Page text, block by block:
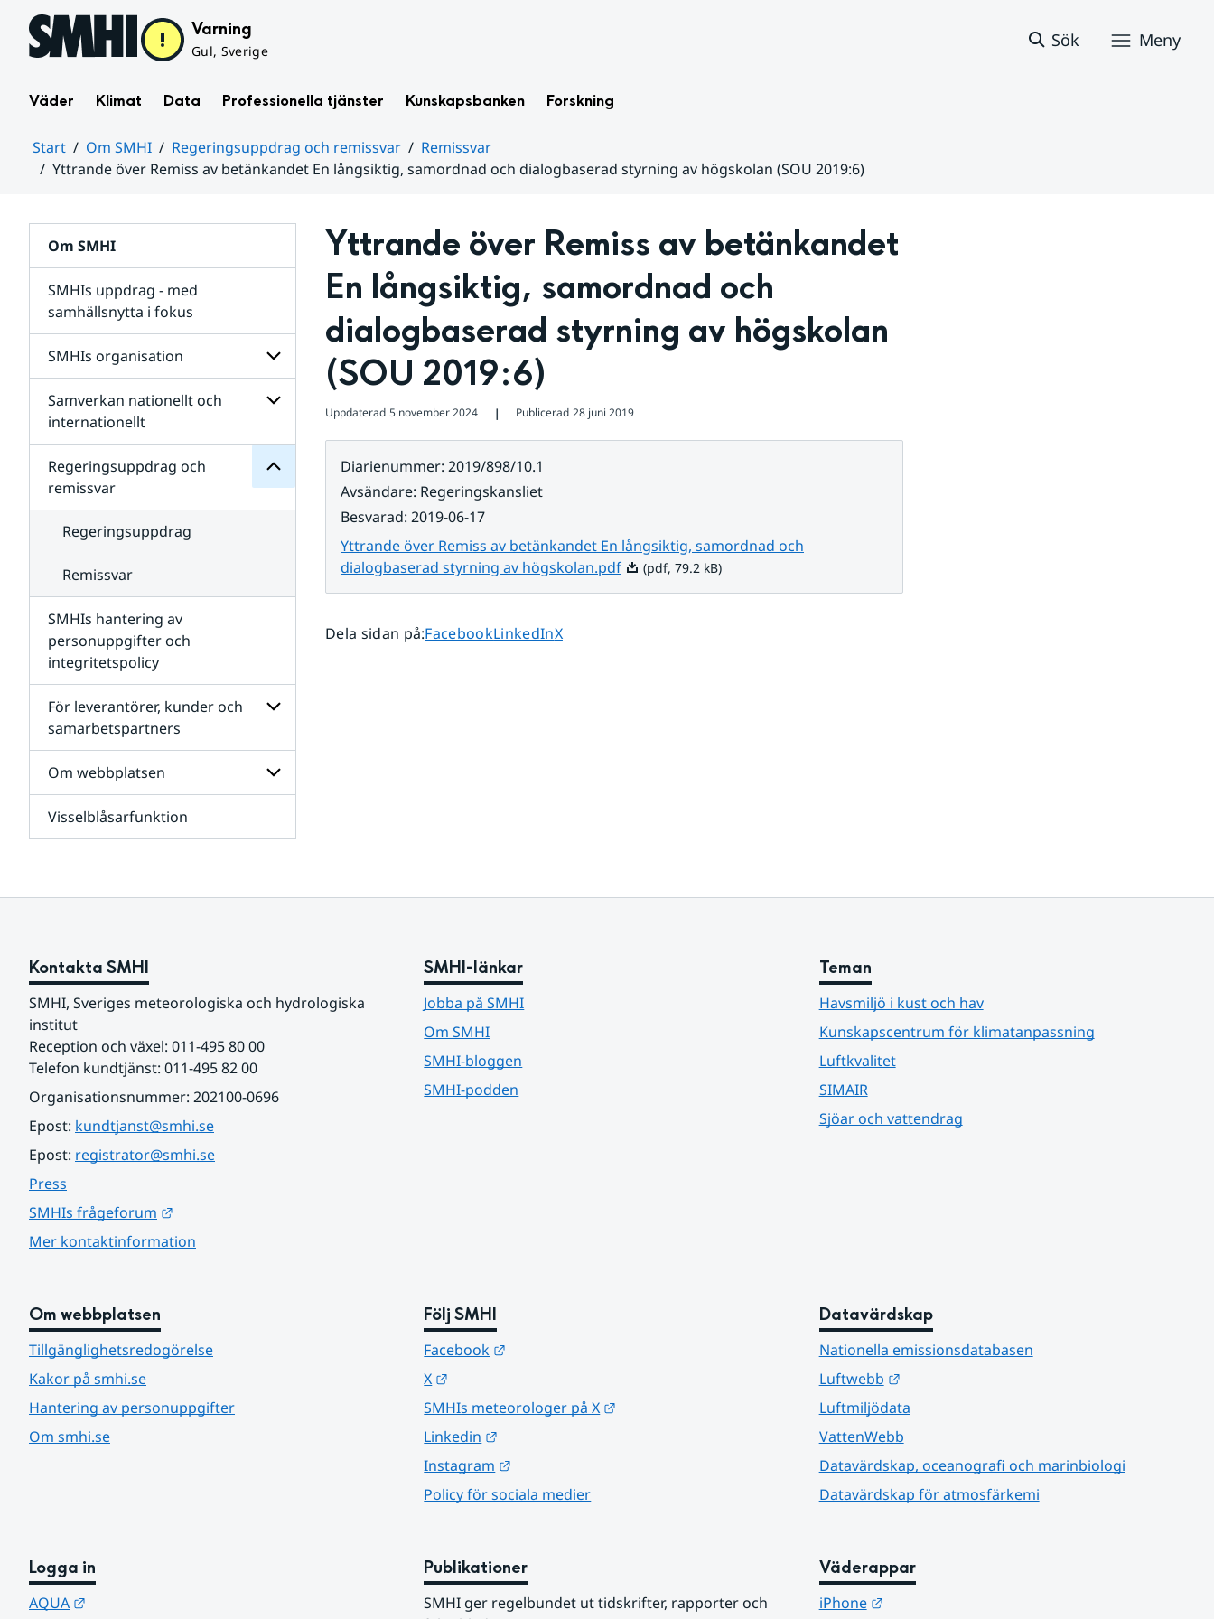
Hoppa till sidans innehåll Varning
Gul, Sverige
Sök Meny
Väder Klimat Data Professionella tjänster Kunskapsbanken Forskning
Start Om SMHI Regeringsuppdrag och remissvar
Remissvar
Yttrande över Remiss av betänkandet En långsiktig, samordnad och dialogbaserad styrning av högskolan (SOU 2019:6)
Om SMHI
SMHIs uppdrag - med
samhällsnytta i fokus
SMHIs organisation
Undersidor
Samverkan nationellt och
internationellt
Undersidor
för
internationellt
Regeringsuppdrag och
remissvar
för
Regeringsuppdrag
remissvar
Regeringsuppdrag
Remissvar
SMHIs hantering av
personuppgifter och
integritetspolicy
För leverantörer, kunder och
samarbetspartners
Undersidor
för
och
Om webbplatsen
för
Visselblåsarfunktion
Yttrande över Remiss av betänkandet
En långsiktig, samordnad och
dialogbaserad styrning av högskolan
(SOU 2019:6)
Uppdaterad 5 november 2024 ❘ Publicerad 28 juni 2019
Diarienummer: 2019/898/10.1
Avsändare: Regeringskansliet
Besvarad: 2019-06-17
Yttrande över Remiss av betänkandet En långsiktig, samordnad och
dialogbaserad styrning av högskolan.pdfPdf, 79.2 kB.
(pdf, 79.2 kB)
Dela sidan på:Dela sidan på
FacebookDela sidan på
LinkedInDela sidan på
X
Kontakta SMHI
SMHI, Sveriges meteorologiska och hydrologiska
institut
Reception och växel: 011-495 80 00
Telefon kundtjänst: 011-495 82 00
Organisationsnummer: 202100-0696
Epost: kundtjanst@smhi.se
Epost: registrator@smhi.se
Press
SMHIs frågeforum
Mer kontaktinformation
SMHI-länkar
Jobba på SMHI
Om SMHI
SMHI-bloggen
SMHI-podden
Teman
Havsmiljö i kust och hav
Kunskapscentrum för klimatanpassning
Luftkvalitet
SIMAIR
Sjöar och vattendrag
Om webbplatsen
Tillgänglighetsredogörelse
Kakor på smhi.se
Hantering av personuppgifter
Om smhi.se
Följ SMHI
Facebook
X
SMHIs meteorologer på X
Linkedin
Instagram
Policy för sociala medier
Datavärdskap
Nationella emissionsdatabasen
Luftwebb
Länk till annan webbplats.
Luftmiljödata
VattenWebb
Datavärdskap, oceanografi och marinbiologi
Datavärdskap för atmosfärkemi
Logga in
AQUA
Publikationer
SMHI ger regelbundet ut tidskrifter, rapporter och
Väderappar
iPhone Länk till annan webbplats.